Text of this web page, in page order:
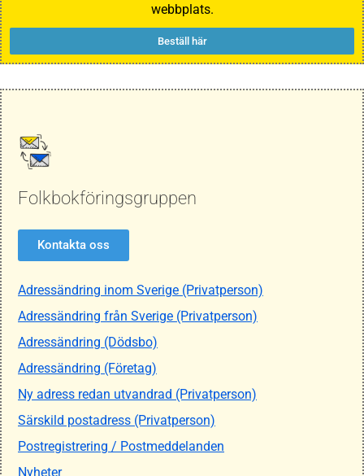
webbplats.
Beställ här
Folkbokföringsgruppen
Kontakta oss
Adressändring inom Sverige (Privatperson)
Adressändring från Sverige (Privatperson)
Adressändring (Dödsbo)
Adressändring (Företag)
Ny adress redan utvandrad (Privatperson)
Särskild postadress (Privatperson)
Postregistrering / Postmeddelanden
Nyheter